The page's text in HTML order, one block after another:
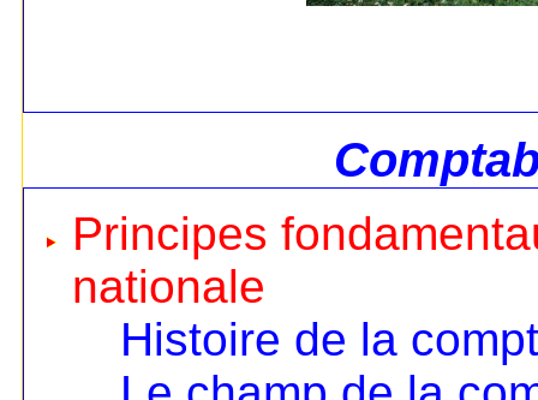
Principes
nationale
Histoire de la